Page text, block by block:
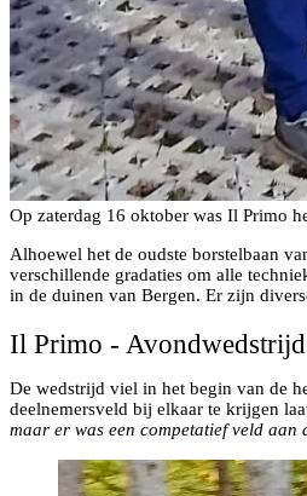
Op zaterdag 16 oktober was Il Primo
Alhoewel het de oudste borstelbaan
verschillende gradaties om alle
in de duinen van Bergen. Er zijn
Il Primo - Avondwedstrijd
De wedstrijd viel in het begin van de
deelnemersveld bij elkaar te krijgen
maar er was een competatief veld aan